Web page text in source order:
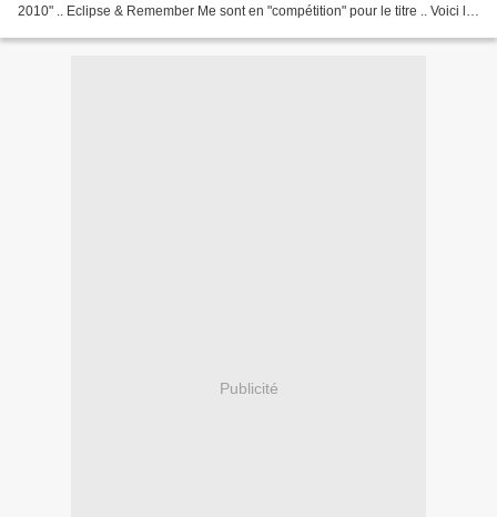
2010" .. Eclipse & Remember Me sont en "compétition" pour le titre .. Voici le
12473022/...
Publicité